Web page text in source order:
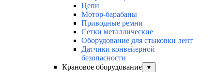
Цепи
Мотор-барабаны
Приводные ремни
Сетки металлические
Оборудование для стыковки лент
Датчики конвейерной
безопасности
Крановое оборудование
▼